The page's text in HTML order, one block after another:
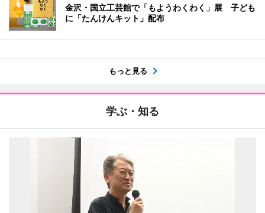
金沢・国立工芸館で「もようわくわく」展 子ども
に「たんけんキット」配布
もっと見る
学ぶ・知る